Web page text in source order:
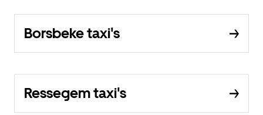
Borsbeke taxi's
Ressegem taxi's